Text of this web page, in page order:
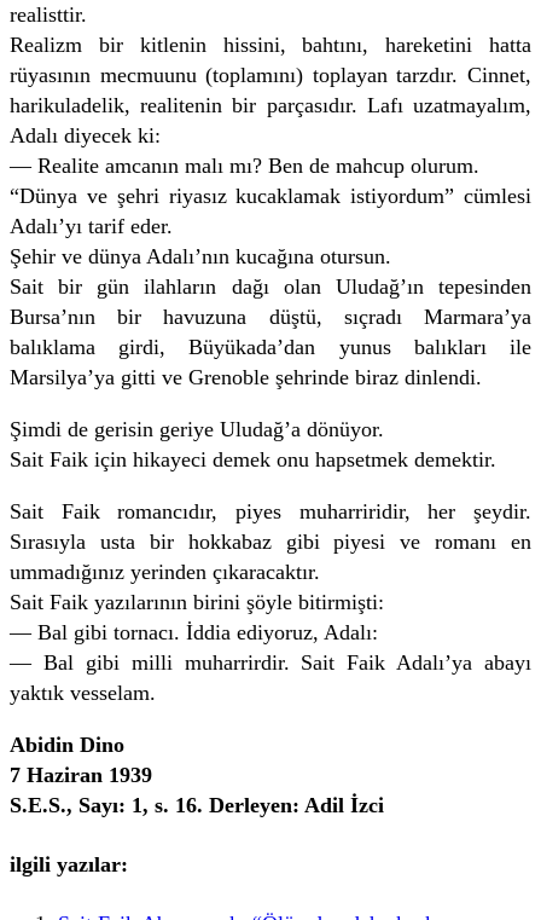
realisttir.
Realizm bir kitlenin hissini, bahtını, hareketini hatta
rüyasının mecmuunu (toplamını) toplayan tarzdır. Cinnet,
harikuladelik, realitenin bir parçasıdır. Lafı uzatmayalım,
Adalı diyecek ki:
— Realite amcanın malı mı? Ben de mahcup olurum.
“Dünya ve şehri riyasız kucaklamak istiyordum” cümlesi
Adalı’yı tarif eder.
Şehir ve dünya Adalı’nın kucağına otursun.
Sait bir gün ilahların dağı olan Uludağ’ın tepesinden
Bursa’nın bir havuzuna düştü, sıçradı Marmara’ya
balıklama girdi, Büyükada’dan yunus balıkları ile
Marsilya’ya gitti ve Grenoble şehrinde biraz dinlendi.
Şimdi de gerisin geriye Uludağ’a dönüyor.
Sait Faik için hikayeci demek onu hapsetmek demektir.
Sait Faik romancıdır, piyes muharriridir, her şeydir.
Sırasıyla usta bir hokkabaz gibi piyesi ve romanı en
ummadığınız yerinden çıkaracaktır.
Sait Faik yazılarının birini şöyle bitirmişti:
— Bal gibi tornacı. İddia ediyoruz, Adalı:
— Bal gibi milli muharrirdir. Sait Faik Adalı’ya abayı
yaktık vesselam.
Abidin Dino
7 Haziran 1939
S.E.S., Sayı: 1, s. 16. Derleyen: Adil İzci
ilgili yazılar: